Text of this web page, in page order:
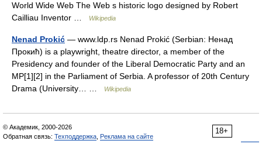
World Wide Web The Web s historic logo designed by Robert
Cailliau Inventor …
Wikipedia
Nenad Prokić — www.ldp.rs Nenad Prokić (Serbian: Ненад
Прокић) is a playwright, theatre director, a member of the
Presidency and founder of the Liberal Democratic Party and an
MP[1][2] in the Parliament of Serbia. A professor of 20th Century
Drama (University… …
Wikipedia
18+
© Академик, 2000-2026
Обратная связь: Техподдержка Реклама на сайте